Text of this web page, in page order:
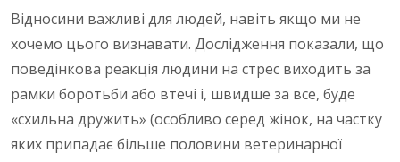
Відносини важливі для людей, навіть якщо ми не
хочемо цього визнавати. Дослідження показали, що
поведінкова реакція людини на стрес виходить за
рамки боротьби або втечі і, швидше за все, буде
«схильна дружить» (особливо серед жінок, на частку
яких припадає більше половини ветеринарної